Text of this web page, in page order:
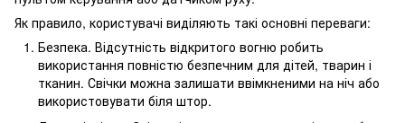
Як правило, користувачі виділяють такі основні переваги:
Безпека. Відсутність відкритого вогню робить
використання повністю безпечним для дітей, тварин і
тканин. Свічки можна залишати ввімкненими на ніч або
використовувати біля штор.